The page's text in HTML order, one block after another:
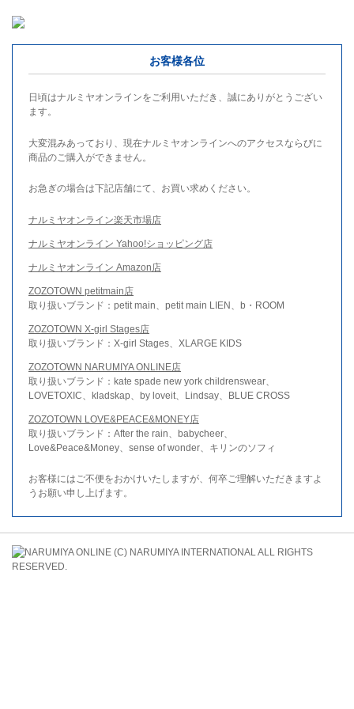
お客様各位
日頃はナルミヤオンラインをご利用いただき、誠にありがとうござい
ます。
大変混みあっており、現在ナルミヤオンラインへのアクセスならびに
商品のご購入ができません。
お急ぎの場合は下記店舗にて、お買い求めください。
ナルミヤオンライン楽天市場店
ナルミヤオンライン Yahoo!ショッピング店
ナルミヤオンライン Amazon店
ZOZOTOWN petitmain店
取り扱いブランド：petit main、petit main LIEN、b・ROOM
ZOZOTOWN X-girl Stages店
取り扱いブランド：X-girl Stages、XLARGE KIDS
ZOZOTOWN NARUMIYA ONLINE店
取り扱いブランド：kate spade new york childrenswear、
LOVETOXIC、kladskap、by loveit、Lindsay、BLUE CROSS
ZOZOTOWN LOVE&PEACE&MONEY店
取り扱いブランド：After the rain、babycheer、
Love&Peace&Money、sense of wonder、キリンのソフィ
お客様にはご不便をおかけいたしますが、何卒ご理解いただきますよ
うお願い申し上げます。